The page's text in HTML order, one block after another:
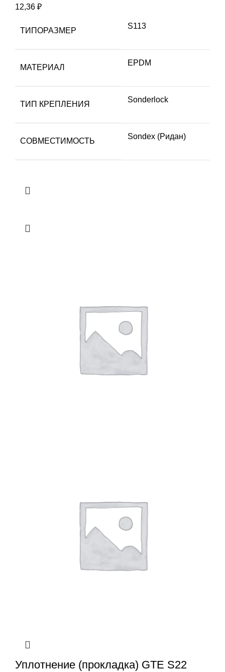
12,36 ₽
ТИПОРАЗМЕР
S113
МАТЕРИАЛ
EPDM
ТИП КРЕПЛЕНИЯ
Sonderlock
СОВМЕСТИМОСТЬ
Sondex (Ридан)
Уплотнение (прокладка) GTE S22